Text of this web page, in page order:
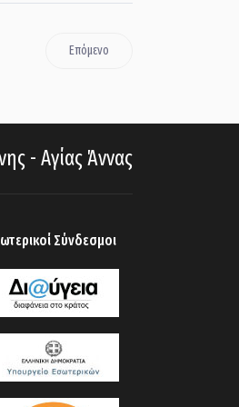
Επόμενο
- Αγίας Άννας
Σύνδεσμοι